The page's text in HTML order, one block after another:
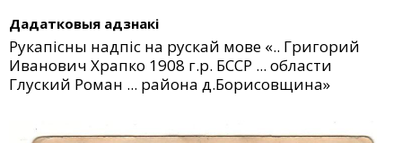
Дадатковыя адзнакі
Рукапісны надпіс на рускай мове «.. Григорий
Иванович Храпко 1908 г.р. БССР ... области
Глуский Роман ... района д.Борисовщина»